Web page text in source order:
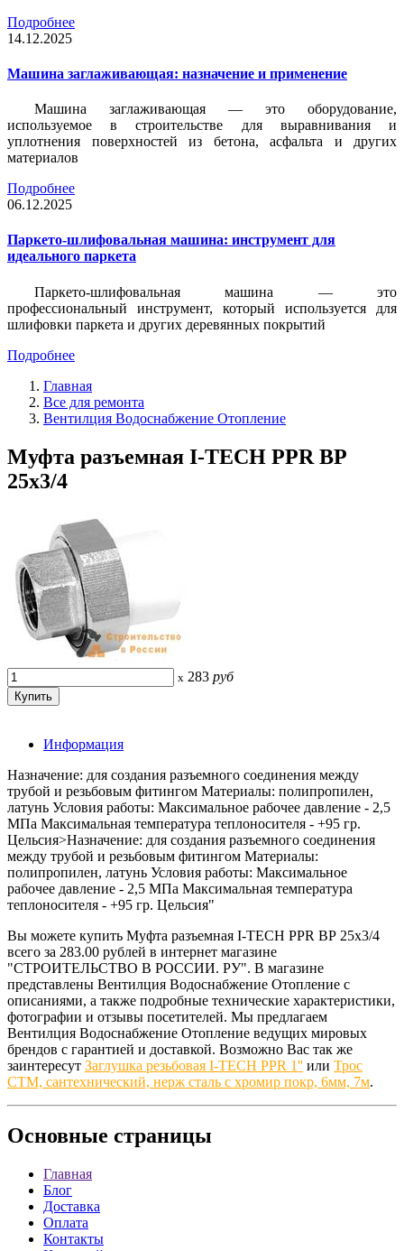
Подробнее
14.12.2025
Машина заглаживающая: назначение и применение
Машина заглаживающая — это оборудование,
используемое в строительстве для выравнивания и
уплотнения поверхностей из бетона, асфальта и других
материалов
Подробнее
06.12.2025
Паркето-шлифовальная машина: инструмент для
идеального паркета
Паркето-шлифовальная машина — это
профессиональный инструмент, который используется для
шлифовки паркета и других деревянных покрытий
Подробнее
Главная
Все для ремонта
Вентилция Водоснабжение Отопление
Муфта разъемная I-TECH PPR ВР
25x3/4
x 283 руб
Информация
Назначение: для создания разъемного соединения между
трубой и резьбовым фитингом Материалы: полипропилен,
латунь Условия работы: Максимальное рабочее давление - 2,5
МПа Максимальная температура теплоносителя - +95 гр.
Цельсия>Назначение: для создания разъемного соединения
между трубой и резьбовым фитингом Материалы:
полипропилен, латунь Условия работы: Максимальное
рабочее давление - 2,5 МПа Максимальная температура
теплоносителя - +95 гр. Цельсия"
Вы можете купить Муфта разъемная I-TECH PPR ВР 25x3/4
всего за 283.00 рублей в интернет магазине
"СТРОИТЕЛЬСТВО В РОССИИ. РУ". В магазине
представлены Вентилция Водоснабжение Отопление с
описаниями, а также подробные технические характеристики,
фотографии и отзывы посетителей. Мы предлагаем
Вентилция Водоснабжение Отопление ведущих мировых
брендов с гарантией и доставкой. Возможно Вас так же
заинтересут Заглушка резьбовая I-TECH PPR 1'' или Трос
СТМ, сантехнический, нерж сталь с хромир покр, 6мм, 7м.
Основные страницы
Главная
Блог
Доставка
Оплата
Контакты